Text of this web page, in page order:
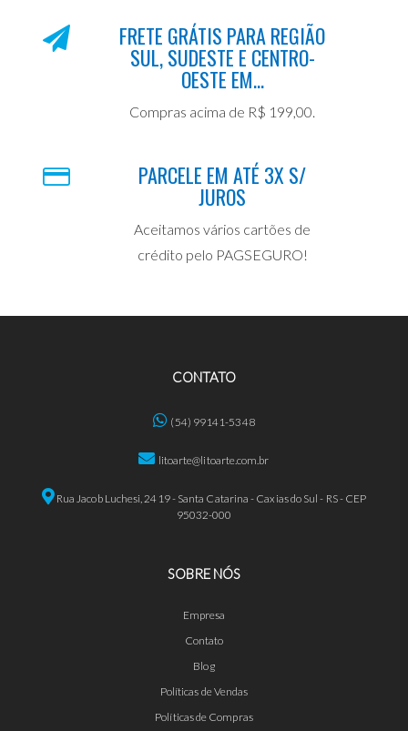
FRETE GRÁTIS PARA REGIÃO
SUL, SUDESTE E CENTRO-
OESTE EM...
Compras acima de R$ 199,00.
PARCELE EM ATÉ 3X S/
JUROS
Aceitamos vários cartões de
crédito pelo PAGSEGURO!
CONTATO
(54) 99141-5348
litoarte@litoarte.com.br
Rua Jacob Luchesi, 2419 - Santa Catarina - Caxias do Sul - RS - CEP
95032-000
SOBRE NÓS
Empresa
Contato
Blog
Políticas de Vendas
Políticas de Compras